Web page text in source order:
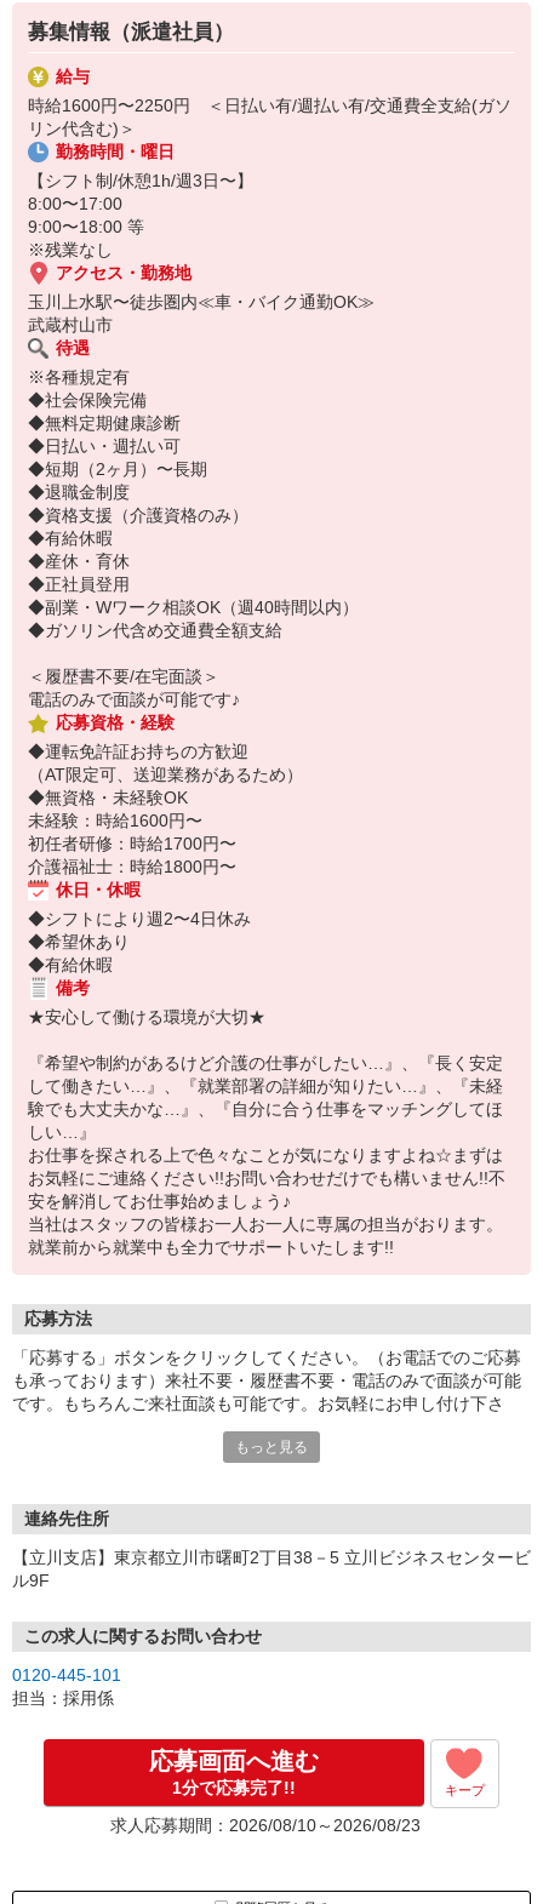
・お話やレクリエーション など
利用者さんは比較的介護度が低めなので、介護初心者・ブランクの
ある方にも人気です♪
未経験の方も大歓迎です◎
20代・30代・40代・50代幅広く活躍中！
日払い・週払いも対応可能☆
利用希望される方はお気軽にご相談ください。
募集情報（派遣社員）
給与
時給1600円〜2250円 ＜日払い有/週払い有/交通費全支給(ガソ
リン代含む)＞
勤務時間・曜日
【シフト制/休憩1h/週3日〜】
8:00〜17:00
9:00〜18:00 等
※残業なし
アクセス・勤務地
玉川上水駅〜徒歩圏内≪車・バイク通勤OK≫
武蔵村山市
待遇
※各種規定有
◆社会保険完備
◆無料定期健康診断
◆日払い・週払い可
◆短期（2ヶ月）〜長期
◆退職金制度
◆資格支援（介護資格のみ）
◆有給休暇
◆産休・育休
◆正社員登用
◆副業・Wワーク相談OK（週40時間以内）
◆ガソリン代含め交通費全額支給
＜履歴書不要/在宅面談＞
電話のみで面談が可能です♪
応募資格・経験
◆運転免許証お持ちの方歓迎
（AT限定可、送迎業務があるため）
◆無資格・未経験OK
未経験：時給1600円〜
初任者研修：時給1700円〜
介護福祉士：時給1800円〜
休日・休暇
◆シフトにより週2〜4日休み
◆希望休あり
◆有給休暇
備考
★安心して働ける環境が大切★
『希望や制約があるけど介護の仕事がしたい…』、『長く安定
して働きたい…』、『就業部署の詳細が知りたい…』、『未経
験でも大丈夫かな…』、『自分に合う仕事をマッチングしてほ
しい…』
お仕事を探される上で色々なことが気になりますよね☆まずは
お気軽にご連絡ください!!お問い合わせだけでも構いません!!不
安を解消してお仕事始めましょう♪
当社はスタッフの皆様お一人お一人に専属の担当がおります。
就業前から就業中も全力でサポートいたします!!
応募方法
「応募する」ボタンをクリックしてください。（お電話でのご応募
も承っております）来社不要・履歴書不要・電話のみで面談が可能
です。もちろんご来社面談も可能です。お気軽にお申し付け下さ
もっと見る
連絡先住所
【立川支店】東京都立川市曙町2丁目38－5 立川ビジネスセンタービ
ル9F
この求人に関するお問い合わせ
0120-445-101
担当：採用係
応募画面へ進む
1分で応募完了!! キープ
求人応募期間：2026/08/10～2026/08/23